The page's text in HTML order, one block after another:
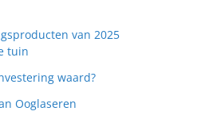
van 2025
tuin
waard?
Ooglaseren